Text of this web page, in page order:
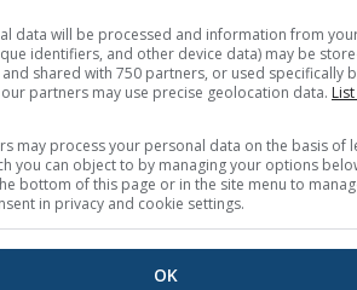
les écosystèmes
Les enfants, les
sont particulièrement
aux effets du SO₂.
Dioxyde d'azote (NO₂)
rougeâtre qui a une odeur
caractéristique et forte et qui
data will be processed and information from
identifiers, and other device data) may be
and shared with 750 partners, or used specifically
our partners may use precise geolocation data.
may process your personal data on the basis of
you can object to by managing your options
bottom of this page or in the site menu to
in privacy and cookie settings.
OK